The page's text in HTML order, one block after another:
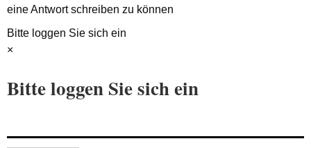
eine Antwort schreiben zu können
Bitte loggen Sie sich ein
×
Bitte loggen Sie sich ein